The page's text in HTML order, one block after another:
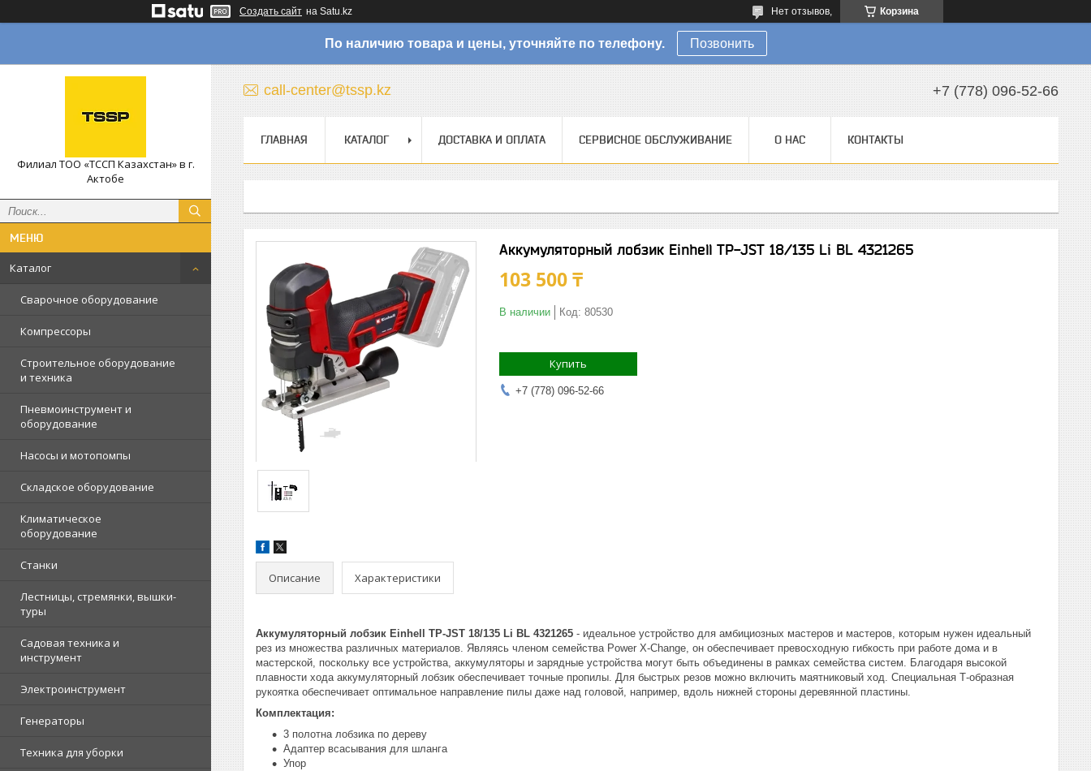
Создать сайт на Satu.kz Корзина
Нет отзывов,
По наличию товара и цены, уточняйте по телефону. Позвонить
Филиал ТОО «ТССП Казахстан» в г.
Актобе
Каталог
Сварочное оборудование
Компрессоры
Строительное оборудование
и техника
Пневмоинструмент и
оборудование
Насосы и мотопомпы
Складское оборудование
Климатическое
оборудование
Станки
Лестницы, стремянки, вышки-
туры
Садовая техника и
инструмент
Электроинструмент
Генераторы
Техника для уборки
call-center@tssp.kz +7 (778) 096-52-66
ГЛАВНАЯ КАТАЛОГ ДОСТАВКА И ОПЛАТА СЕРВИСНОЕ ОБСЛУЖИВАНИЕ О НАС КОНТАКТЫ
Аккумуляторный лобзик Einhell TP-JST 18/135 Li BL 4321265
103 500 ₸
В наличии Код: 80530
Купить
+7 (778) 096-52-66
Описание Характеристики
Аккумуляторный лобзик Einhell TP-JST 18/135 Li BL 4321265 - идеальное устройство для амбициозных мастеров и мастеров, которым нужен идеальный
рез из множества различных материалов. Являясь членом семейства Power X-Change, он обеспечивает превосходную гибкость при работе дома и в
мастерской, поскольку все устройства, аккумуляторы и зарядные устройства могут быть объединены в рамках семейства систем. Благодаря высокой
плавности хода аккумуляторный лобзик обеспечивает точные пропилы. Для быстрых резов можно включить маятниковый ход. Специальная Т-образная
рукоятка обеспечивает оптимальное направление пилы даже над головой, например, вдоль нижней стороны деревянной пластины.
Комплектация:
3 полотна лобзика по дереву
Адаптер всасывания для шланга
Упор